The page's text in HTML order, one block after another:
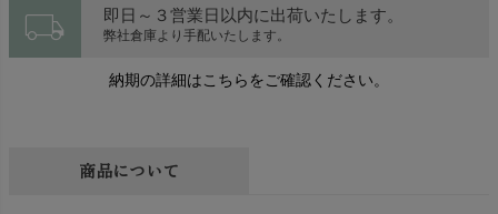
local_shipping 即日～３営業日以内に出荷いたします。
弊社倉庫より手配いたします。
納期の詳細はこちらをご確認ください。
商品について